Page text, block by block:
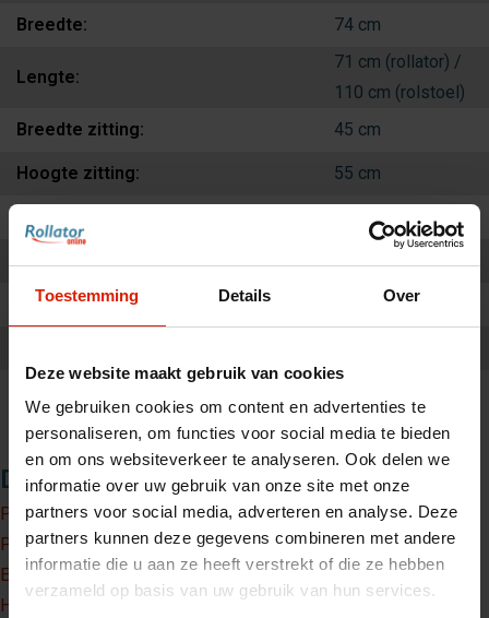
Toestemming Details Over
Deze website maakt gebruik van cookies
We gebruiken cookies om content en advertenties te
personaliseren, om functies voor social media te bieden
en om ons websiteverkeer te analyseren. Ook delen we
informatie over uw gebruik van onze site met onze
partners voor social media, adverteren en analyse. Deze
partners kunnen deze gegevens combineren met andere
informatie die u aan ze heeft verstrekt of die ze hebben
verzameld op basis van uw gebruik van hun services.
Breedte:
74 cm
Lengte:
71 cm (rollator) /
110 cm (rolstoel)
Breedte zitting:
45 cm
Hoogte zitting: 55 cm
88 - 99 cm
Diameter wielen: 20 cm - 32 cm
Maximum belasting: 100 kg
Downloads
Product fiche
Product fiche accessoires
Exploded view
Handleiding